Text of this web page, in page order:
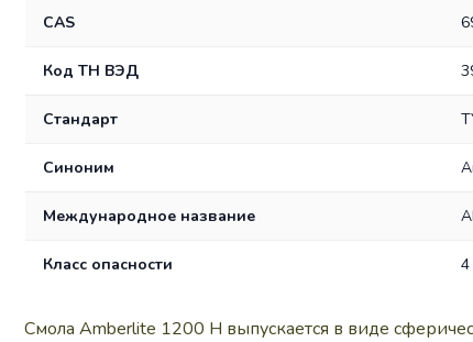
CAS
Код ТН ВЭД
Стандарт
Синоним
Международное название
Класс опасности 4
Смола Amberlite 1200 H выпускается в виде